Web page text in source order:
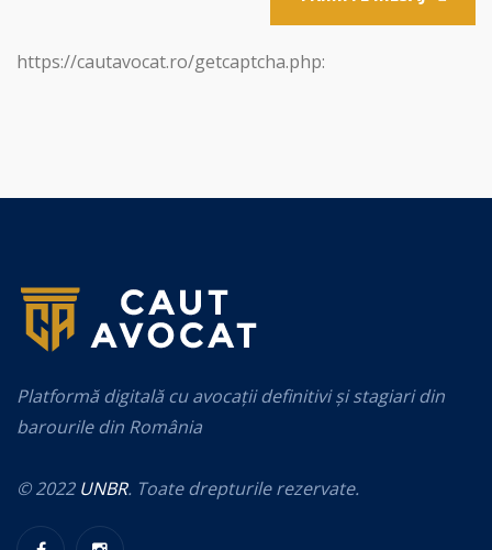
https://cautavocat.ro/getcaptcha.php:
Platformă digitală cu avocații definitivi și stagiari din
barourile din România
© 2022 UNBR. Toate drepturile rezervate.